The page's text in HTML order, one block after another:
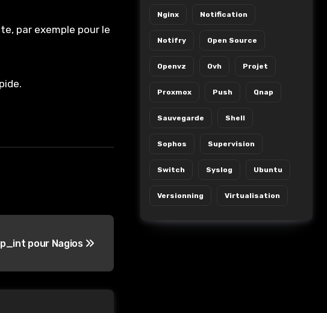
par exemple pour le
pour Nagios
Nginx Notification
Notifry Open Source
Openvz Ovh Projet
Proxmox Push Qnap
Sauvegarde Shell
Sophos Supervision
Switch Syslog Ubuntu
Versionning Virtualisation